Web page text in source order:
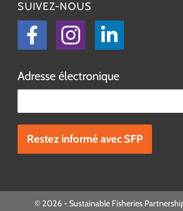
SUIVEZ-NOUS
Facebook
Instagram
LinkedIn
Adresse électronique
© 2026 - Sustainable Fisheries